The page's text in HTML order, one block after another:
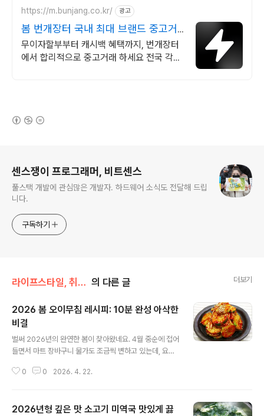
https://m.bunjang.co.kr/ 광고
봄 번개장터 국내 최대 브랜드 중고거
래
무이자할부부터 캐시백 혜택까지, 번개장터
에서 합리적으로 중고거래 하세요 전국 각지
센스쟁이 프로그래머, 비트센스
풀스택 개발에 관심많은 개발자. 하드웨어 소식도 전달해 드립
니다.
구독하기
라이프스타일, 취미생활 의 다른 글 더보기
2026 봄 오이무침 레시피: 10분 완성 아삭한
비결
벌써 2026년의 완연한 봄이 찾아왔네요. 4월 중순에 접어
들면서 마트 장바구니 물가도 조금씩 변하고 있는데, 요즘
니다.오늘 제가 소개해 드릴 내용은 뻔한 레시피가 아닙니
아삭함이 유지되는 특급 비법까지 아주 구체적으로 정리해
0 0 2026. 4. 22.
2026년형 깊은 맛 소고기 미역국 맛있게 끓